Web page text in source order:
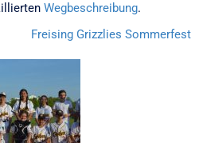
Wegbeschreibung.
Freising Grizzlies Sommerfest